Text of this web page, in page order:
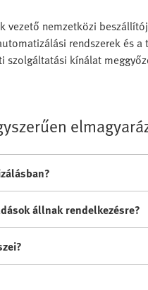
nemzetközi
rendszerek és
kínálat
állnak rendelkezésre?